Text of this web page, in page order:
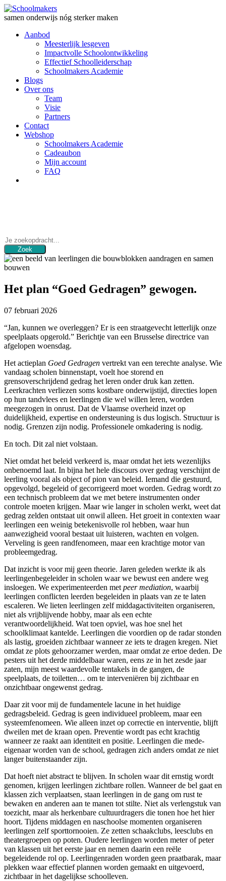
samen onderwijs nóg sterker maken
Aanbod
Meesterlijk lesgeven
Impactvolle Schoolontwikkeling
Effectief Schoolleiderschap
Schoolmakers Academie
Blogs
Over ons
Team
Visie
Partners
Contact
Webshop
Schoolmakers Academie
Cadeaubon
Mijn account
FAQ
Het plan “Goed Gedragen” gewogen.
07 februari 2026
“Jan, kunnen we overleggen? Er is een straatgevecht letterlijk onze
speelplaats opgerold.” Berichtje van een Brusselse directrice van
afgelopen woensdag.
Het actieplan Goed Gedragen vertrekt van een terechte analyse. Wie
vandaag scholen binnenstapt, voelt hoe storend en
grensoverschrijdend gedrag het leren onder druk kan zetten.
Leerkrachten verliezen soms kostbare onderwijstijd, directies lopen
op hun tandvlees en leerlingen die wel willen leren, worden
meegezogen in onrust. Dat de Vlaamse overheid inzet op
duidelijkheid, expertise en ondersteuning is dus logisch. Structuur is
nodig. Grenzen zijn nodig. Professionele omkadering is nodig.
En toch. Dit zal niet volstaan.
Niet omdat het beleid verkeerd is, maar omdat het iets wezenlijks
onbenoemd laat. In bijna het hele discours over gedrag verschijnt de
leerling vooral als object of pion van beleid. Iemand die gestuurd,
opgevolgd, begeleid of gecorrigeerd moet worden. Gedrag wordt zo
een technisch probleem dat we met betere instrumenten onder
controle moeten krijgen. Maar wie langer in scholen werkt, weet dat
gedrag zelden ontstaat uit onwil alleen. Het groeit in contexten waar
leerlingen een weinig betekenisvolle rol hebben, waar hun
aanwezigheid vooral bestaat uit luisteren, wachten en volgen.
Verveling is geen randfenomeen, maar een krachtige motor van
probleemgedrag.
Dat inzicht is voor mij geen theorie. Jaren geleden werkte ik als
leerlingenbegeleider in scholen waar we bewust een andere weg
insloegen. We experimenteerden met peer mediation, waarbij
leerlingen conflicten leerden begeleiden in plaats van ze te laten
escaleren. We lieten leerlingen zelf middagactiviteiten organiseren,
niet als vrijblijvende hobby, maar als een echte
verantwoordelijkheid. Wat toen opviel, was hoe snel het
schoolklimaat kantelde. Leerlingen die voordien op de radar stonden
als lastig, groeiden zichtbaar wanneer ze iets te dragen kregen. Niet
omdat ze plots gehoorzamer werden, maar omdat ze ertoe deden. De
pesters uit het derde middelbaar waren, eens ze in het zesde jaar
zaten, mijn meest waardevolle tentakels in de gangen, de
speelplaats, de toiletten… om te interveniëren bij zichtbaar en
onzichtbaar ongewenst gedrag.
Daar zit voor mij de fundamentele lacune in het huidige
gedragsbeleid. Gedrag is geen individueel probleem, maar een
systeemfenomeen. Wie alleen inzet op correctie en interventie, blijft
dweilen met de kraan open. Preventie wordt pas echt krachtig
wanneer ze raakt aan identiteit en positie. Leerlingen die mede-
eigenaar worden van de school, gedragen zich anders omdat ze niet
langer buitenstaander zijn.
Dat hoeft niet abstract te blijven. In scholen waar dit ernstig wordt
genomen, krijgen leerlingen zichtbare rollen. Wanneer de bel gaat en
klassen zich verplaatsen, staan leerlingen in de gang om rust te
bewaken en anderen aan te manen tot stilte. Niet als verlengstuk van
toezicht, maar als herkenbare cultuurdragers die tonen hoe het hier
hoort. Tijdens middagen en naschoolse momenten organiseren
leerlingen zelf sporttornooien. Ze zetten schaakclubs, leesclubs en
theatergroepen op poten. Oudere leerlingen worden meter of peter
van klassen uit het eerste jaar en nemen daarin een reële
begeleidende rol op. Leerlingenraden worden geen praatbarak, maar
plekken waar effectief plannen worden gemaakt en uitgevoerd,
zichtbaar in het dagelijkse schoolleven.